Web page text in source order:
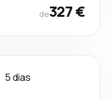
de327 €
5 dias